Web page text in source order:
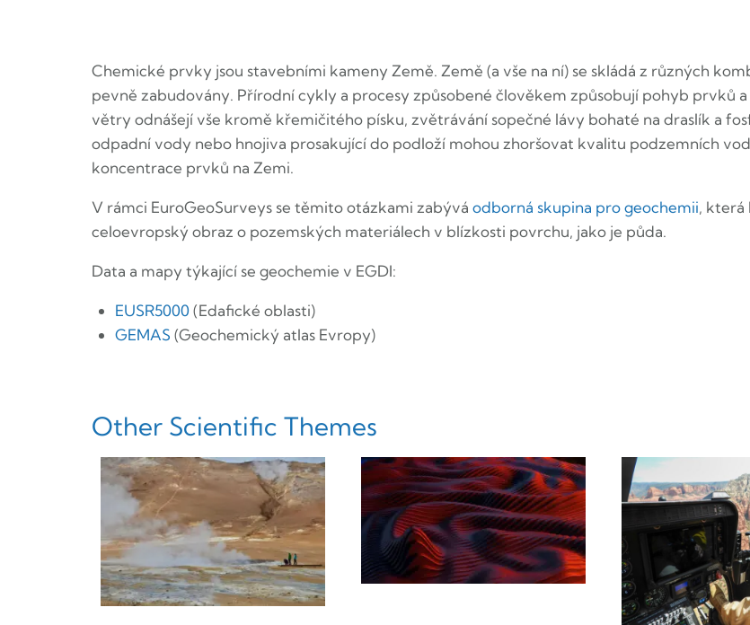
Chemické prvky jsou stavebními kameny Země. Země (a vše na ní) se skládá z různých
pevně zabudovány. Přírodní cykly a procesy způsobené člověkem způsobují pohyb prvků
větry odnášejí vše kromě křemičitého písku, zvětrávání sopečné lávy bohaté na draslík a
odpadní vody nebo hnojiva prosakující do podloží mohou zhoršovat kvalitu podzemních
koncentrace prvků na Zemi.
V rámci EuroGeoSurveys se těmito otázkami zabývá odborná skupina pro geochemii, která
celoevropský obraz o pozemských materiálech v blízkosti povrchu, jako je půda.
Data a mapy týkající se geochemie v EGDI:
EUSR5000(Edafické oblasti)
GEMAS (Geochemický atlas Evropy)
Other Scientific Themes